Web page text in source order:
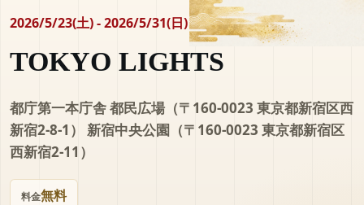
2026/5/23(土) - 2026/5/31(日)
TOKYO LIGHTS
都庁第一本庁舎 都民広場（〒160-0023 東京都新宿区西
新宿2-8-1） 新宿中央公園（〒160-0023 東京都新宿区
西新宿2-11）
料金無料